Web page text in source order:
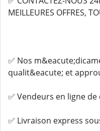
MEILLEURES OFFRES,
✅ Nos
qualit&eacute; et
✅ Vendeurs en ligne
✅ Livraison express